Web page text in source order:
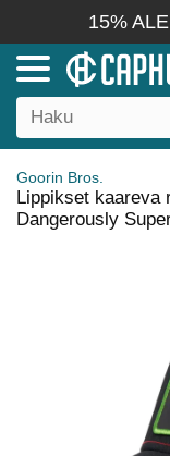
15%
Goorin Bros.
Lippikset kaareva
Dangerously